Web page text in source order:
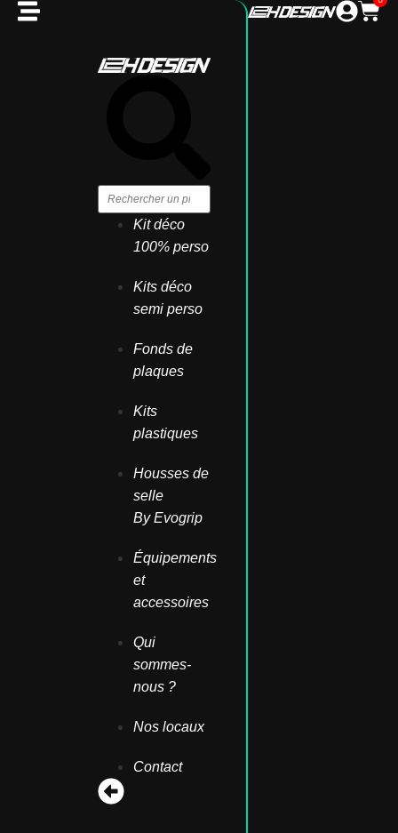
Kit déco
100% perso
Kits déco
semi perso
Fonds de
plaques
Kits
plastiques
Housses de
selle
By Evogrip
Équipements
et
accessoires
Qui
sommes-
nous ?
Nos locaux
Contact